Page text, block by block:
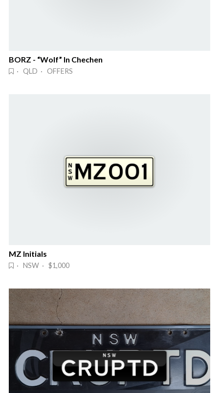
BORZ - “Wolf” In Chechen
· QLD · OFFERS
MZ Initials
· NSW · $1,000